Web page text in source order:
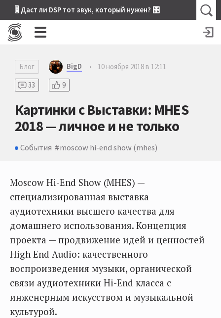
🎚 Даст ли DSP тот звук, который нужен? 🎛
Блог BigD •
10 ноября 2018 в 12:11
33
9
Картинки с Выставки: MHES
2018 — личное и не только
События ​moscow hi-end show (mhes)
Moscow Hi-End Show (MHES) —
специализированная выставка
аудиотехники высшего качества для
домашнего использования. Концепция
проекта — продвижение идей и ценностей
High End Audio: качественного
воспроизведения музыки, органической
связи аудиотехники Hi-End класса с
инженерным искусством и музыкальной
культурой.